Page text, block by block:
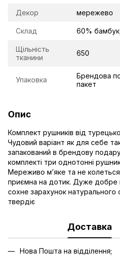
Декор мережево
Склад 60%
Щільність
тканини
650
Упаковка
Брендова
пакет
Опис
Комплект рушників від
Чудовий варіант як для себе
запакований в брендову
комплекті три однотонні
Мереживо мʼяке та не
приємна на дотик. Дуже добре
сохне зарахунок натурального
твердіє
Доставка
Нова Пошта на відділення;